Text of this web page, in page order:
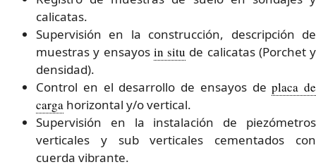
calicatas.
Supervisión en la construcción, descripción de
muestras y ensayos in situ de calicatas (Porchet y
densidad).
Control en el desarrollo de ensayos deplaca de
carga horizontal y/o vertical.
Supervisión en la instalación de piezómetros
verticales y sub verticales cementados con
cuerda vibrante.